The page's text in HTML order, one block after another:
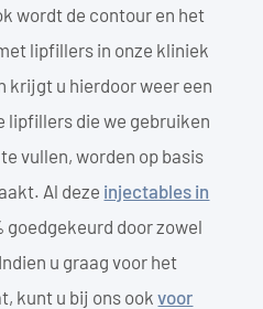
wordt de contour en het
lipfillers in onze kliniek
krijgt u hierdoor weer een
lipfillers die we gebruiken
vullen, worden op basis
Al deze injectables in
goedgekeurd door zowel
u graag voor het
kunt u bij ons ookvoor